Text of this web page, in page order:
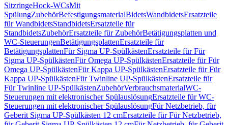
SitzringeHock-WCsMit
SpülungZubehörBefestigungsmaterialBidetsWandbidetsErsatzteile
für WandbidetsStandbidetsErsatzteile für
StandbidetsZubehörErsatzteile für ZubehörBetätigungsplatten und
WC-SteuerungenBetätigungsplattenErsatzteile für
BetätigungsplattenFür Sigma UP-SpülkästenErsatzteile für Für
Sigma UP-SpülkästenFür Omega UP-SpülkästenErsatzteile für Für
Omega UP-SpülkästenFür Kappa UP-SpülkästenErsatzteile für Für
Kappa UP-SpülkästenFür Twinline UP-SpülkästenErsatzteile für
Für Twinline UP-SpülkästenZubehörVerbrauchsmaterialWC-
Steuerungen mit elektronischer SpülauslösungErsatzteile für WC-
Steuerungen mit elektronischer SpülauslösungFür Netzbetrieb, für
Geberit Sigma UP-Spülkästen 12 cmErsatzteile für Für Netzbetrieb,